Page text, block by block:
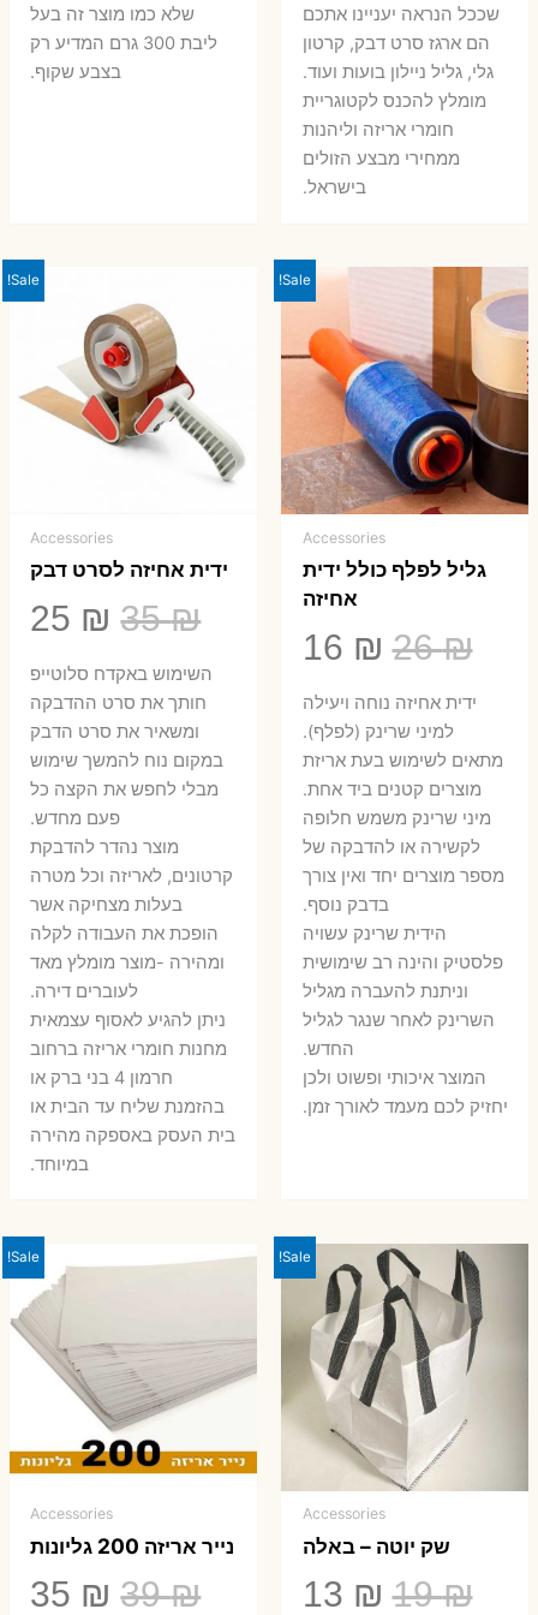
שככל הנראה יעניינו אתכם
הם ארגז סרט דבק, קרטון
גלי, גליל ניילון בועות ועוד.
מומלץ להכנס לקטוגריית
חומרי אריזה וליהנות
ממחירי מבצע הזולים
בישראל.
שלא כמו מוצר זה בעל
ליבת 300 גרם המדיע רק
בצבע שקוף.
Sale!
Accessories
גליל לפלף כולל ידית
אחיזה
26₪
המחיר
המקורי
היה:
26 ₪.
16 ₪
הנוכחי
ידית אחיזה נוחה ויעילה
למיני שרינק (לפלף).
מתאים לשימוש בעת אריזת
מוצרים קטנים ביד אחת.
​מיני שרינק משמש חלופה
לקשירה או להדבקה של
מספר מוצרים יחד ואין צורך
בדבק נוסף.
הידית שרינק עשויה
פלסטיק והינה רב שימושית
וניתנת להעברה מגליל
השרינק לאחר שנגר לגליל
החדש.
המוצר איכותי ופשוט ולכן
יחזיק לכם מעמד לאורך זמן.
Sale!
Accessories
ידית אחיזה לסרט דבק
35₪
המחיר
המקורי
היה:
35 ₪.
25 ₪
₪.
השימוש באקדח סלוטייפ
חותך את סרט ההדבקה
ומשאיר את סרט הדבק
במקום נוח להמשך שימוש
מבלי לחפש את הקצה כל
פעם מחדש.
מוצר נהדר להדבקת
קרטונים, לאריזה וכל מטרה
בעלות מצחיקה אשר
הופכת את העבודה לקלה
ומהירה -מוצר מומלץ מאד
לעוברים דירה.
ניתן להגיע לאסוף עצמאית
מחנות חומרי אריזה ברחוב
חרמון 4 בני ברק או
בהזמנת שליח עד הבית או
בית העסק באספקה מהירה
במיוחד.
Sale!
Accessories
שק יוטה – באלה
19₪
המחיר
13 ₪
Sale!
Accessories
נייר אריזה 200 גליונות
39₪
המחיר
35 ₪